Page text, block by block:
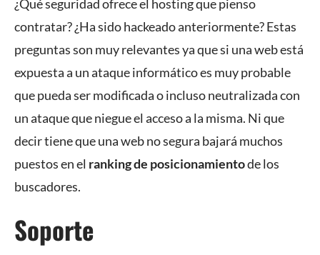
¿Qué seguridad ofrece el hosting que pienso
contratar? ¿Ha sido hackeado anteriormente? Estas
preguntas son muy relevantes ya que si una web está
expuesta a un ataque informático es muy probable
que pueda ser modificada o incluso neutralizada con
un ataque que niegue el acceso a la misma. Ni que
decir tiene que una web no segura bajará muchos
puestos en el ranking de posicionamientode los
buscadores.
Soporte